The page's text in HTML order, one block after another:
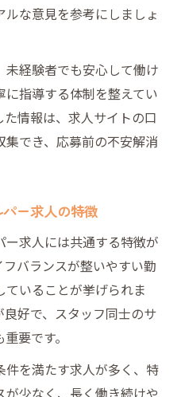
な意見を参考にしましょ
経験者でも安心して働け
指導する体制を整えてい
情報は、求人サイトの口
でき、応募前の不安解消
ー求人の特徴
求人には共通する特徴が
バランスが整いやすい勤
いることが挙げられま
好で、スタッフ同士のサ
要です。
を満たす求人が多く、特
少なく、長く働き続けや